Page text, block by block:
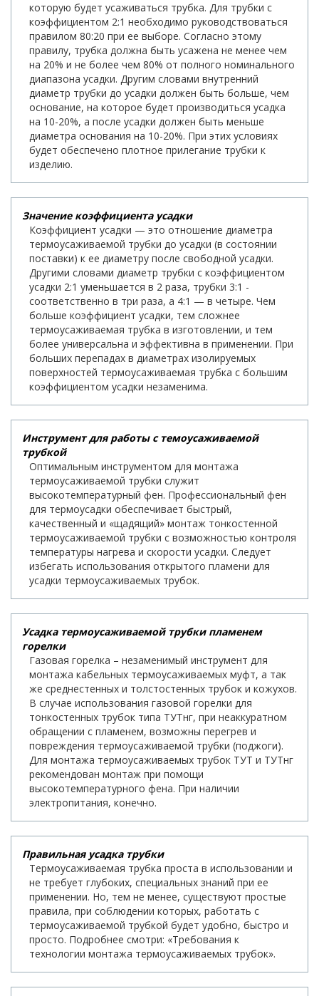
которую будет усаживаться трубка. Для трубки с
коэффициентом 2:1 необходимо руководствоваться
правилом 80:20 при ее выборе. Согласно этому
правилу, трубка должна быть усажена не менее чем
на 20% и не более чем 80% от полного номинального
диапазона усадки. Другим словами внутренний
диаметр трубки до усадки должен быть больше, чем
основание, на которое будет производиться усадка
на 10-20%, а после усадки должен быть меньше
диаметра основания на 10-20%. При этих условиях
будет обеспечено плотное прилегание трубки к
изделию.
Значение коэффициента усадки
Коэффициент усадки — это отношение диаметра
термоусаживаемой трубки до усадки (в состоянии
поставки) к ее диаметру после свободной усадки.
Другими словами диаметр трубки с коэффициентом
усадки 2:1 уменьшается в 2 раза, трубки 3:1 -
соответственно в три раза, а 4:1 — в четыре. Чем
больше коэффициент усадки, тем сложнее
термоусаживаемая трубка в изготовлении, и тем
более универсальна и эффективна в применении. При
больших перепадах в диаметрах изолируемых
поверхностей термоусаживаемая трубка с большим
коэффициентом усадки незаменима.
Инструмент для работы с темоусаживаемой
трубкой
Оптимальным инструментом для монтажа
термоусаживаемой трубки служит
высокотемпературный фен. Профессиональный фен
для термоусадки обеспечивает быстрый,
качественный и «щадящий» монтаж тонкостенной
термоусаживаемой трубки с возможностью контроля
температуры нагрева и скорости усадки. Следует
избегать использования открытого пламени для
усадки термоусаживаемых трубок.
Усадка термоусаживаемой трубки пламенем
горелки
Газовая горелка – незаменимый инструмент для
монтажа кабельных термоусаживаемых муфт, а так
же среднестенных и толстостенных трубок и кожухов.
В случае использования газовой горелки для
тонкостенных трубок типа ТУТнг, при неаккуратном
обращении с пламенем, возможны перегрев и
повреждения термоусаживаемой трубки (поджоги).
Для монтажа термоусаживаемых трубок ТУТ и ТУТнг
рекомендован монтаж при помощи
высокотемпературного фена. При наличии
электропитания, конечно.
Правильная усадка трубки
Термоусаживаемая трубка проста в использовании и
не требует глубоких, специальных знаний при ее
применении. Но, тем не менее, существуют простые
правила, при соблюдении которых, работать с
термоусаживаемой трубкой будет удобно, быстро и
просто. Подробнее смотри: «Требования к
технологии монтажа термоусаживаемых трубок».